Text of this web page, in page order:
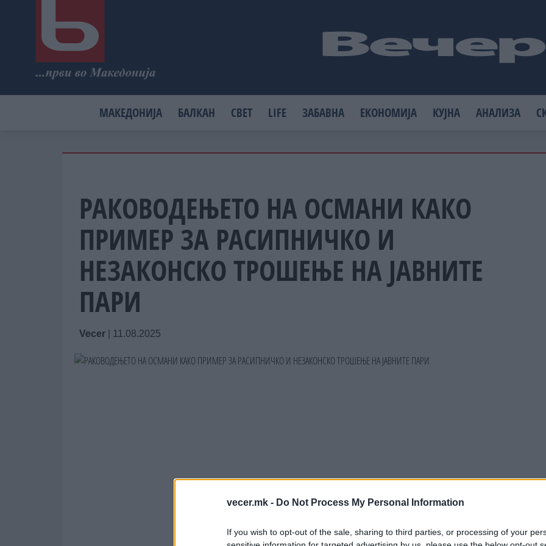
vecer.mk - Do Not Process My Personal Information
If you wish to opt-out of the sale, sharing to third parties, or processing of your
МАКЕДОНИЈА БАЛКАН СВЕТ LIFE ЗАБАВНА ЕКОНОМИЈА КУЈНА АНАЛИЗА
РАКОВОДЕЊЕТО НА ОСМАНИ КАКО
ПРИМЕР ЗА РАСИПНИЧКО И
НЕЗАКОНСКО ТРОШЕЊЕ НА ЈАВНИТЕ
ПАРИ
Vecer 11.08.2025